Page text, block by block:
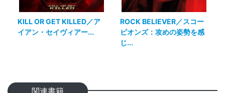
KILL OR GET KILLED／ア
イアン・セイヴィアー...
ROCK BELIEVER／スコー
ピオンズ：攻めの姿勢を感
じ...
関連書籍